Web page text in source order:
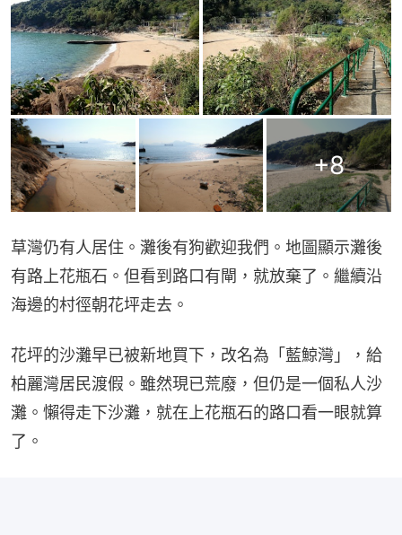
+8
草灣仍有人居住。灘後有狗歡迎我們。地圖顯示灘後
有路上花瓶石。但看到路口有閘，就放棄了。繼續沿
海邊的村徑朝花坪走去。
花坪的沙灘早已被新地買下，改名為「藍鯨灣」，給
柏麗灣居民渡假。雖然現已荒廢，但仍是一個私人沙
灘。懶得走下沙灘，就在上花瓶石的路口看一眼就算
了。